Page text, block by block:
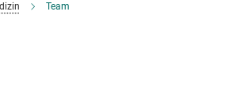
Team